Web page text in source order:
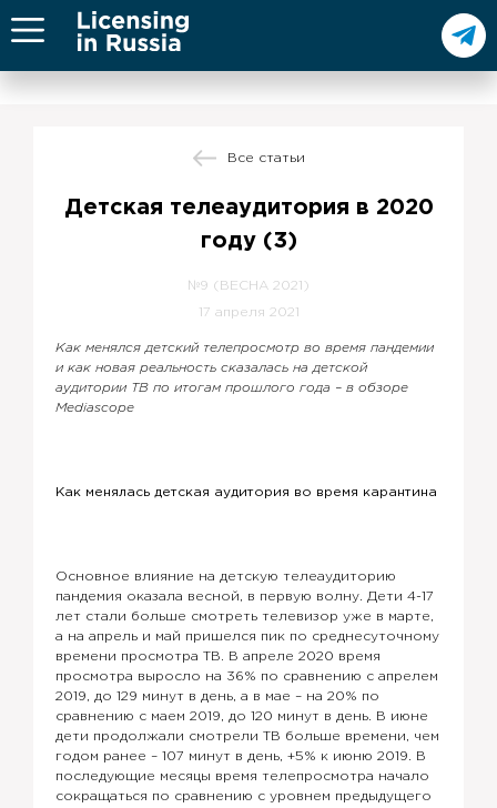
Все статьи
Детская телеаудитория в 2020
году (3)
№9 (ВЕСНА 2021)
17 апреля 2021
Как менялся детский телепросмотр во время пандемии
и как новая реальность сказалась на детской
аудитории ТВ по итогам прошлого года – в обзоре
Mediascope
Как менялась детская аудитория во время карантина
Основное влияние на детскую телеаудиторию
пандемия оказала весной, в первую волну. Дети 4-17
лет стали больше смотреть телевизор уже в марте,
а на апрель и май пришелся пик по среднесуточному
времени просмотра ТВ. В апреле 2020 время
просмотра выросло на 36% по сравнению с апрелем
2019, до 129 минут в день, а в мае – на 20% по
сравнению с маем 2019, до 120 минут в день. В июне
дети продолжали смотрели ТВ больше времени, чем
годом ранее – 107 минут в день, +5% к июню 2019. В
последующие месяцы время телепросмотра начало
сокращаться по сравнению с уровнем предыдущего